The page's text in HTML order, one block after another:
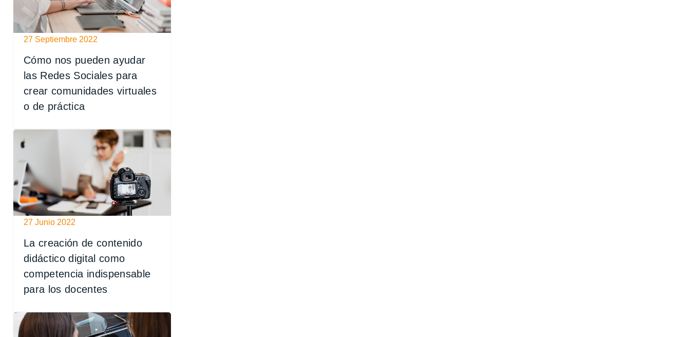
27 Septiembre 2022
Cómo nos pueden ayudar
las Redes Sociales para
crear comunidades virtuales
o de práctica
27 Junio 2022
La creación de contenido
didáctico digital como
competencia indispensable
para los docentes